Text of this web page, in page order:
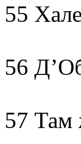
55
56
57 Там